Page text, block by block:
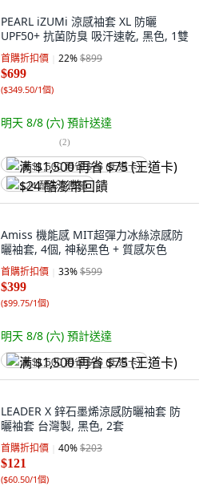
PEARL iZUMi 涼感袖套 XL 防曬
UPF50+ 抗菌防臭 吸汗速乾, 黑色, 1雙
首購折扣價 22%$899
$699
($349.50/1個)
明天 8/8 (六) 預計送達
(2)
满 $1,500 再省 $75 (王道卡)
$24 酷澎幣回饋
Amiss 機能感 MIT超彈力冰絲涼感防
曬袖套, 4個, 神秘黑色 + 質感灰色
首購折扣價 33%$599
$399
($99.75/1個)
明天 8/8 (六) 預計送達
满 $1,500 再省 $75 (王道卡)
LEADER X 鋅石墨烯涼感防曬袖套 防
曬袖套 台灣製, 黑色, 2套
首購折扣價 40%$203
$121
($60.50/1個)